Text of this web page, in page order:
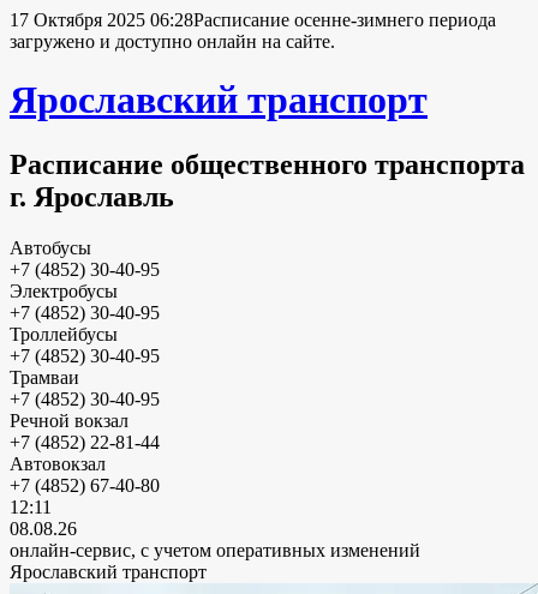
17 Октября 2025 06:28Расписание осенне-зимнего периода
загружено и доступно онлайн на сайте.
Ярославский транспорт
Расписание общественного транспорта
г. Ярославль
Автобусы
+7 (4852) 30-40-95
Электробусы
+7 (4852) 30-40-95
Троллейбусы
+7 (4852) 30-40-95
Трамваи
+7 (4852) 30-40-95
Речной вокзал
+7 (4852) 22-81-44
Автовокзал
+7 (4852) 67-40-80
12:11
08.08.26
онлайн-сервис, с учетом оперативных изменений
Ярославский транспорт